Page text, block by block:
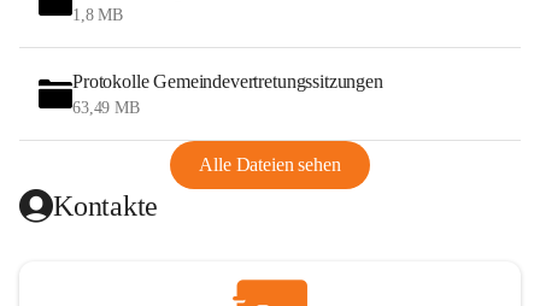
1,8 MB
Protokolle Gemeindevertretungssitzungen
63,49 MB
Alle Dateien sehen
Kontakte